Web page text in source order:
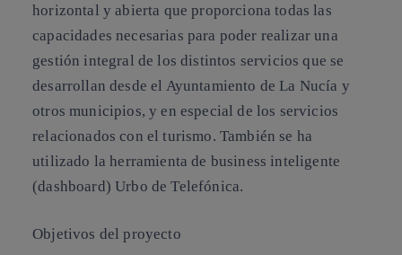
horizontal y abierta que proporciona todas las
capacidades necesarias para poder realizar una
gestión integral de los distintos servicios que se
desarrollan desde el Ayuntamiento de La Nucía y
otros municipios, y en especial de los servicios
relacionados con el turismo. También se ha
utilizado la herramienta de business inteligente
(dashboard) Urbo de Telefónica.
Objetivos del proyecto